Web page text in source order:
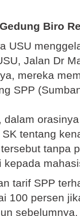
Biro
USU
Jalan Dr
mereka
SPP
dalam
tentang
tanpa
tarif SPP
100 persen
sebelumnya.